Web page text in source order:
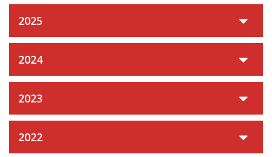
2025
2024
2023
2022